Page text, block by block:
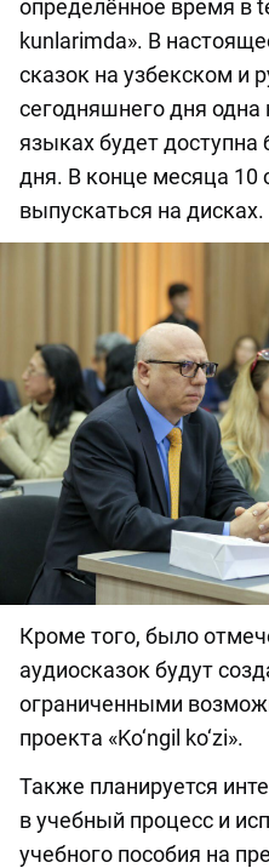
определённое время в
kunlarimda». В
сказок на узбекском и
сегодняшнего дня одна
языках будет
дня. В конце месяца 10
выпускаться на дисках.
Кроме того, было
аудиосказок будут
ограниченными
проекта «Ko‘ngil ko‘zi».
Также планируется
в учебный процесс и
учебного пособия на